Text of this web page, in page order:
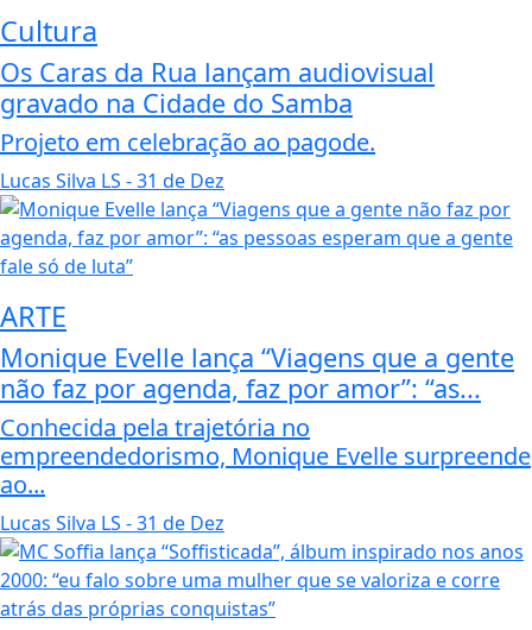
Cultura
Os Caras da Rua lançam audiovisual
gravado na Cidade do Samba
Projeto em celebração ao pagode.
Lucas Silva LS - 31 de Dez
ARTE
Monique Evelle lança “Viagens que a gente
não faz por agenda, faz por amor”: “as...
Conhecida pela trajetória no
empreendedorismo, Monique Evelle surpreende
ao...
Lucas Silva LS - 31 de Dez